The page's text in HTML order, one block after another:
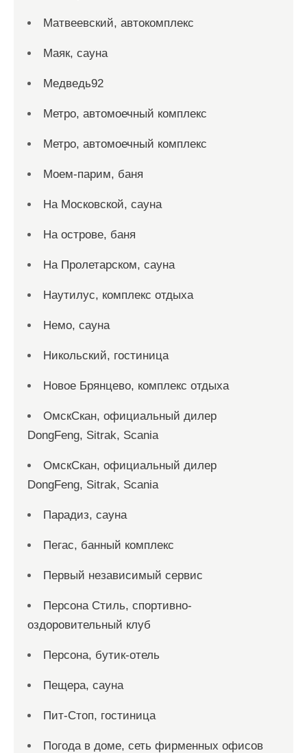
Матвеевский, автокомплекс
Маяк, сауна
Медведь92
Метро, автомоечный комплекс
Метро, автомоечный комплекс
Моем-парим, баня
На Московской, сауна
На острове, баня
На Пролетарском, сауна
Наутилус, комплекс отдыха
Немо, сауна
Никольский, гостиница
Новое Брянцево, комплекс отдыха
ОмскСкан, официальный дилер
DongFeng, Sitrak, Scania
ОмскСкан, официальный дилер
DongFeng, Sitrak, Scania
Парадиз, сауна
Пегас, банный комплекс
Первый независимый сервис
Персона Стиль, спортивно-
оздоровительный клуб
Персона, бутик-отель
Пещера, сауна
Пит-Стоп, гостиница
Погода в доме, сеть фирменных офисов